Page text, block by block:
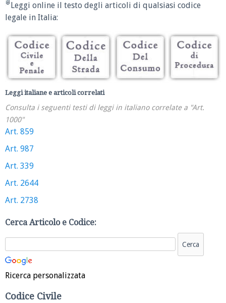
Leggi online il testo degli articoli di qualsiasi codice
legale in Italia:
Leggi italiane e articoli correlati
Consulta i seguenti testi di leggi in italiano correlate a "Art.
1000"
Art. 859
Art. 987
Art. 339
Art. 2644
Art. 2738
Cerca Articolo e Codice:
Ricerca personalizzata
Codice Civile